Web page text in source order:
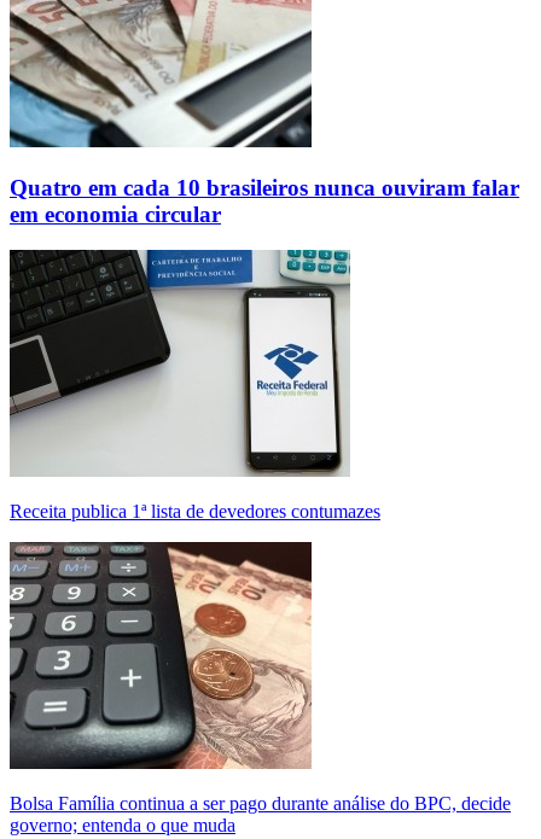
Quatro em cada 10 brasileiros nunca ouviram falar
em economia circular
Receita publica 1ª lista de devedores contumazes
Bolsa Família continua a ser pago durante análise do BPC, decide
governo; entenda o que muda